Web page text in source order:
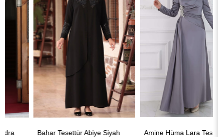
Bahar Tesettür Abiye Siyah Amine Hüma Lara Tesettür Abiye Gri